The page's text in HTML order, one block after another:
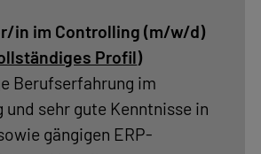
in im Controlling (m/w/d)